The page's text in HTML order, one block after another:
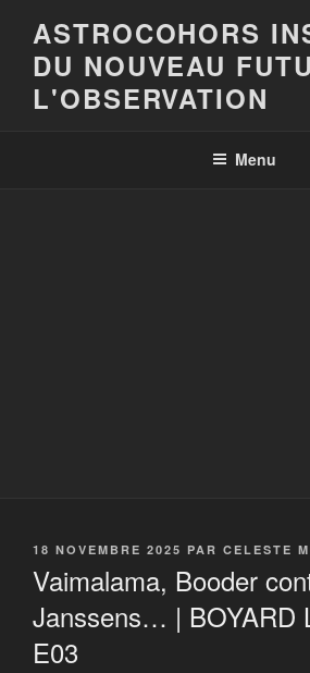
contenu
principal
ASTROCOHORS
DU NOUVEAU
L'OBSERVATION
Menu
PUBLIÉ
18 NOVEMBRE 2025 PAR CELESTE
Vaimalama, Booder
Janssens… | BOYARD
E03